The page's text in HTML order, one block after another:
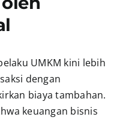
UMKM kini lebih
dengan
biaya tambahan.
keuangan bisnis